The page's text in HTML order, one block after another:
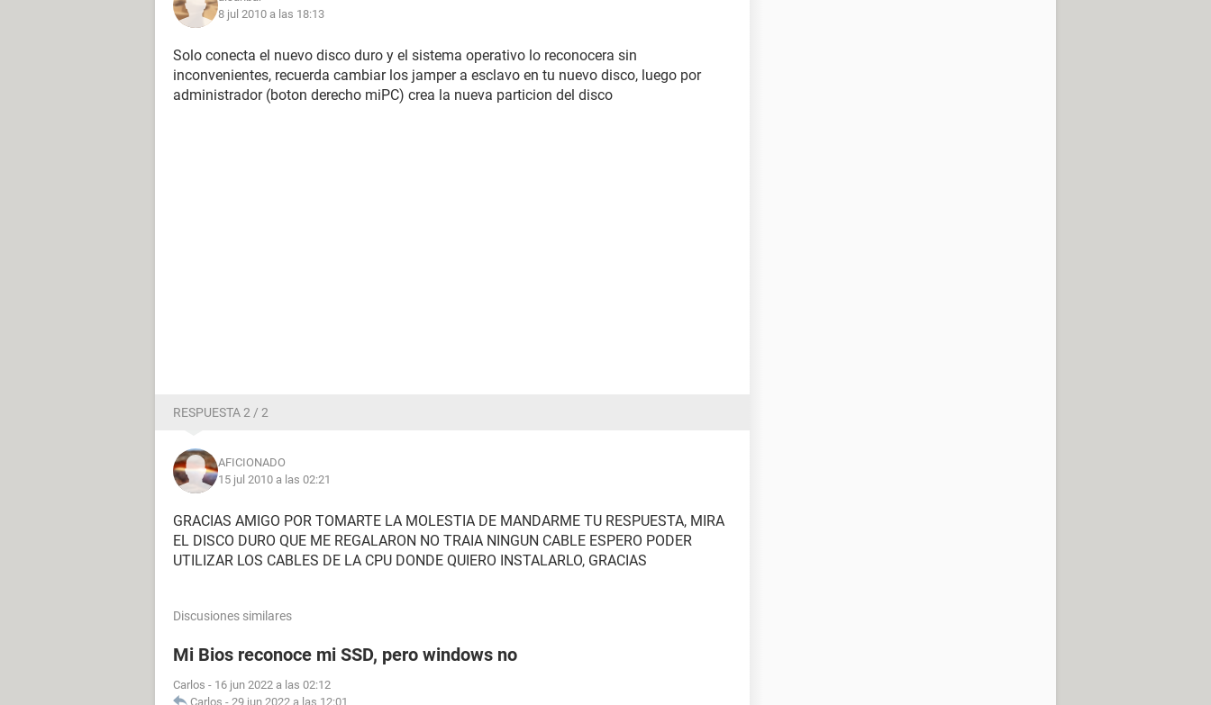
8 jul 2010 a las 18:13
Solo conecta el nuevo disco duro y el sistema operativo lo reconocera sin
inconvenientes, recuerda cambiar los jamper a esclavo en tu nuevo disco, luego por
administrador (boton derecho miPC) crea la nueva particion del disco
RESPUESTA 2 / 2
AFICIONADO
15 jul 2010 a las 02:21
GRACIAS AMIGO POR TOMARTE LA MOLESTIA DE MANDARME TU RESPUESTA, MIRA
EL DISCO DURO QUE ME REGALARON NO TRAIA NINGUN CABLE ESPERO PODER
UTILIZAR LOS CABLES DE LA CPU DONDE QUIERO INSTALARLO, GRACIAS
Discusiones similares
Mi Bios reconoce mi SSD, pero windows no
Carlos - 16 jun 2022 a las 02:12
Carlos - 29 jun 2022 a las 12:01